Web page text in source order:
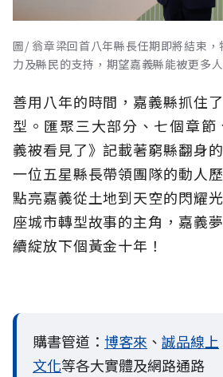
圖/ 翁章梁回首八年縣長任期即將結束
力及縣民的支持，期望嘉義縣能被更多人
善用八年的時間，嘉義縣抓住
型。匯聚三大部分、七個章節
義被看見了》記載著窮縣翻身
一位五星縣長帶領團隊的動人
點亮嘉義從土地到天空的閃耀
座城市轉型故事的主角，嘉義
續綻放下個黃金十年！
購書管道： 博客來 、 誠品線上
文化等各大實體及網路通路